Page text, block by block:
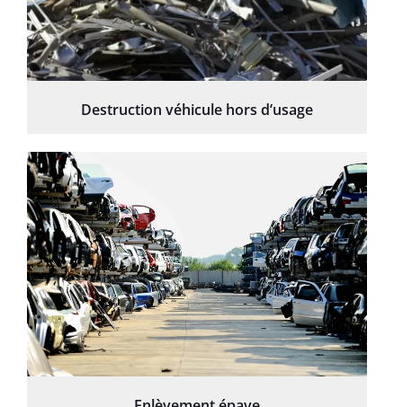
Destruction véhicule hors d’usage